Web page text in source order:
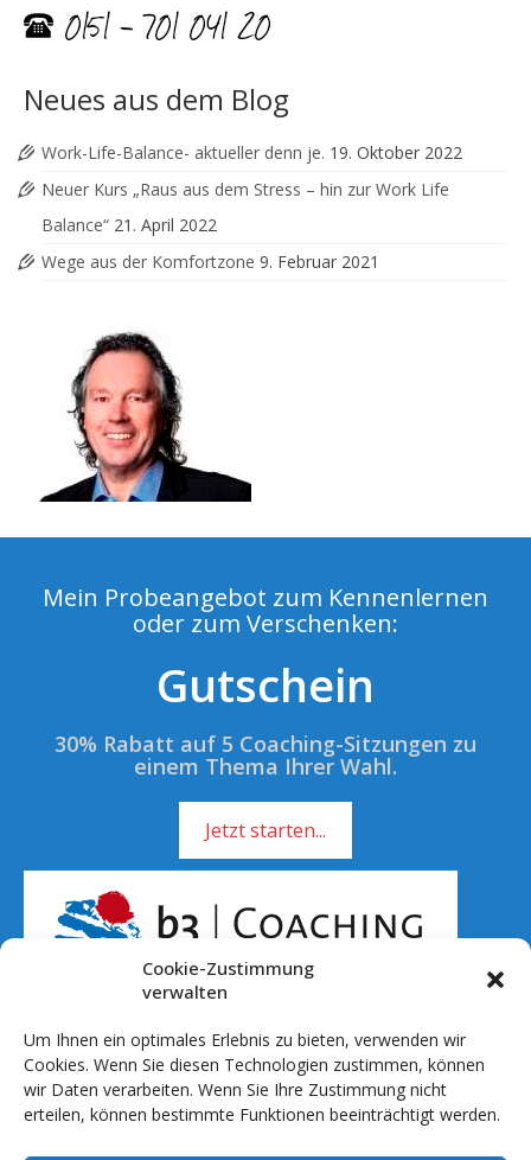
Cookie-Zustimmung
verwalten
Um Ihnen ein optimales Erlebnis zu bieten, verwenden wir
Cookies. Wenn Sie diesen Technologien zustimmen, können
wir Daten verarbeiten. Wenn Sie Ihre Zustimmung nicht
erteilen, können bestimmte Funktionen beeinträchtigt werden.
Neues aus dem Blog
Work-Life-Balance- aktueller denn je. 19. Oktober 2022
Neuer Kurs „Raus aus dem Stress – hin zur Work Life
Balance“ 21. April 2022
Wege aus der Komfortzone 9. Februar 2021
Mein Probeangebot zum Kennenlernen
oder zum Verschenken:
Gutschein
30% Rabatt auf 5 Coaching-Sitzungen zu
einem Thema Ihrer Wahl.
Jetzt starten...
Rufen Sie mich an!
01 51 - 701 041 20